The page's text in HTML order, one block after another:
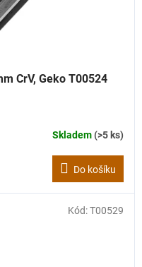
CrV, Geko T00524
Skladem(>5 ks)
Do košíku
Kód:T00529